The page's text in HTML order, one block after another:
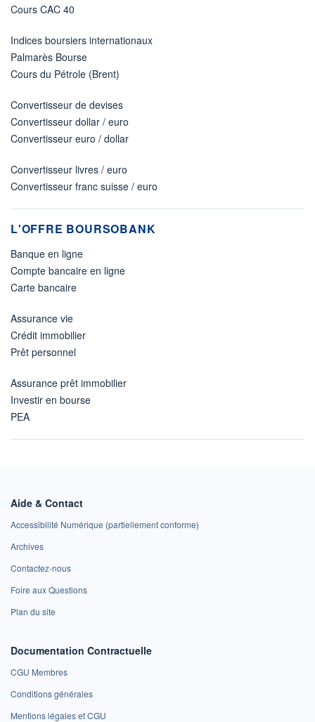
Cours CAC 40
Indices boursiers internationaux
Palmarès Bourse
Cours du Pétrole (Brent)
Convertisseur de devises
Convertisseur dollar / euro
Convertisseur euro / dollar
Convertisseur livres / euro
Convertisseur franc suisse / euro
L'OFFRE BOURSOBANK
Banque en ligne
Compte bancaire en ligne
Carte bancaire
Assurance vie
Crédit immobilier
Prêt personnel
Assurance prêt immobilier
Investir en bourse
PEA
Aide & Contact
Accessibilité Numérique (partiellement conforme)
Archives
Contactez-nous
Foire aux Questions
Plan du site
Documentation Contractuelle
CGU Membres
Conditions générales
Mentions légales et CGU